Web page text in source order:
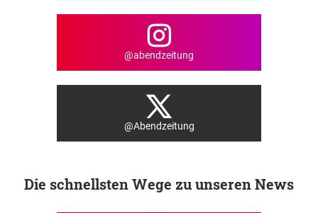
@abendzeitung
@Abendzeitung
Die schnellsten Wege zu unseren News